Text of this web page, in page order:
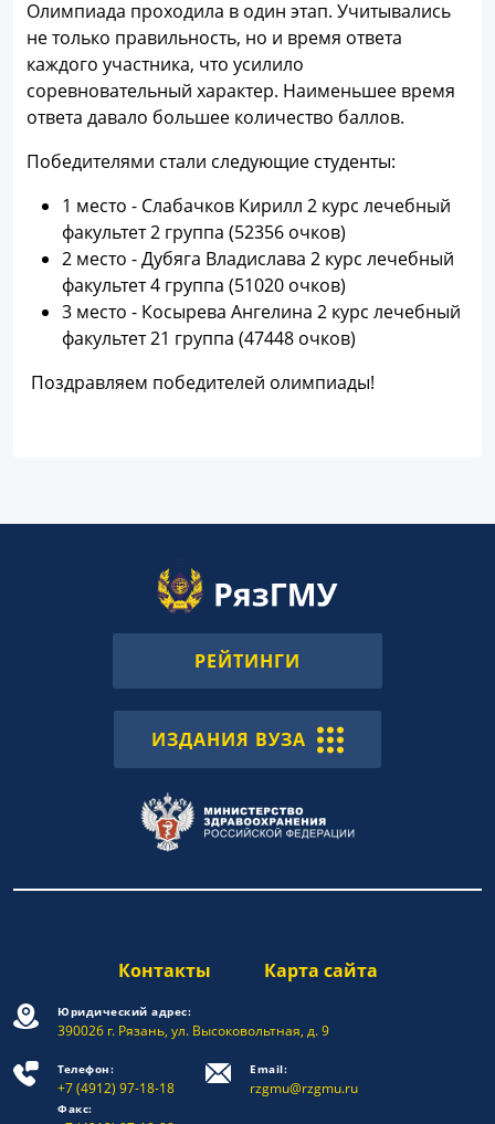
Олимпиада проходила в один этап. Учитывались
не только правильность, но и время ответа
каждого участника, что усилило
соревновательный характер. Наименьшее время
ответа давало большее количество баллов.
Победителями стали следующие студенты:
1 место - Слабачков Кирилл 2 курс лечебный
факультет 2 группа (52356 очков)
2 место - Дубяга Владислава 2 курс лечебный
факультет 4 группа (51020 очков)
3 место - Косырева Ангелина 2 курс лечебный
факультет 21 группа (47448 очков)
Поздравляем победителей олимпиады!
РЕЙТИНГИ
ИЗДАНИЯ ВУЗА
Контакты Карта сайта
Юридический адрес:
390026 г. Рязань, ул. Высоковольтная, д. 9
Телефон:
+7 (4912) 97-18-18
Факс:
Email:
rzgmu@rzgmu.ru